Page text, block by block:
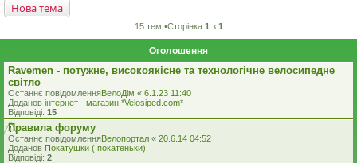
Нова тема
15 тем •Сторінка 1 з 1
Оголошення
Ravemen - потужне, високоякісне та технологічне велосипедне
світло
Останнє повідомленняВелоДім « 6.1.23 11:40
Доданов iнтернет - магазин *Velosiped.com*
Відповіді: 15
Правила форуму
Останнє повідомленняВелопортал « 20.6.14 04:52
Доданов Покатушки ( покатеньки)
Відповіді: 2